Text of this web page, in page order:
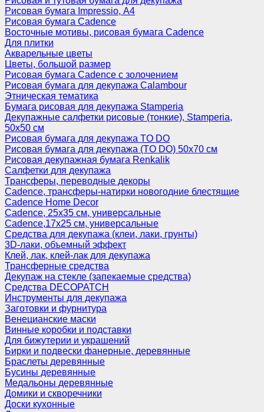
Рисовая бумага Impressio, А4
Рисовая бумага Cadence
Восточные мотивы, рисовая бумага Cadence
Для плитки
Акварельные цветы
Цветы, большой размер
Рисовая бумага Cadence c золочением
Рисовая бумага для декупажа Calambour
Этническая тематика
Бумага рисовая для декупажа Stamperia
Декупажные салфетки рисовые (тонкие), Stamperia,
50х50 см
Рисовая бумага для декупажа TO DO
Рисовая бумага для декупажа (TO DO) 50х70 см
Рисовая декупажная бумага Renkalik
Салфетки для декупажа
Трансферы, переводные декоры
Cadence, трансферы-натирки новогодние блестящие
Cadence Home Decor
Cadence, 25х35 см, универсальные
Cadence,17х25 см, универсальные
Средства для декупажа (клеи, лаки, грунты)
3D-лаки, объемный эффект
Клей, лак, клей-лак для декупажа
Трансферные средства
Декупаж на стекле (запекаемые средства)
Средства DECOPATCH
Инструменты для декупажа
Заготовки и фурнитура
Венецианские маски
Винные коробки и подставки
Для бижутерии и украшений
Бирки и подвески фанерные, деревянные
Браслеты деревянные
Бусины деревянные
Медальоны деревянные
Домики и скворечники
Доски кухонные